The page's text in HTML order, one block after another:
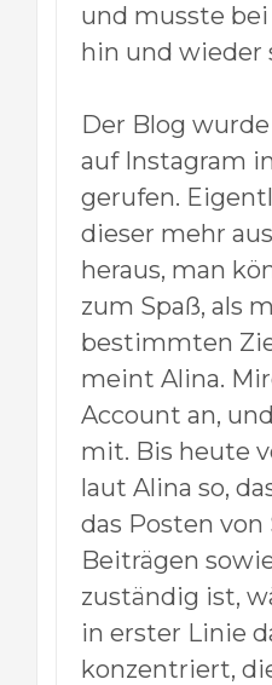
und musste
hin und wieder
Der Blog
auf Instagram
gerufen.
dieser mehr
heraus, man
zum Spaß, als
bestimmten
meint Alina.
Account an,
mit. Bis heute
laut Alina so,
das Posten von
Beiträgen
zuständig ist,
in erster Linie
konzentriert,